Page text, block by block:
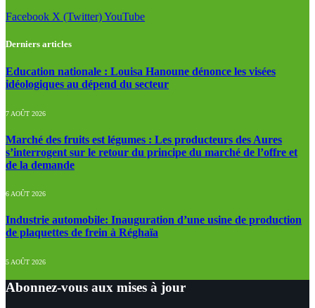
Facebook X (Twitter)YouTube
Derniers articles
Education nationale : Louisa Hanoune dénonce les visées
idéologiques au dépend du secteur
7 AOÛT 2026
Marché des fruits est légumes : Les producteurs des Aures
s’interrogent sur le retour du principe du marché de l’offre et
de la demande
6 AOÛT 2026
Industrie automobile: Inauguration d’une usine de production
de plaquettes de frein à Réghaïa
5 AOÛT 2026
Abonnez-vous aux mises à jour